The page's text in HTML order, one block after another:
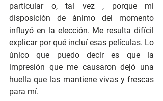
particular o, tal vez , porque mi
disposición de ánimo del momento
influyó en la elección. Me resulta difícil
explicar por qué incluí esas películas. Lo
único que puedo decir es que la
impresión que me causaron dejó una
huella que las mantiene vivas y frescas
para mí.